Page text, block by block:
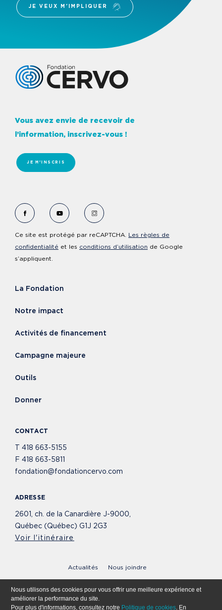
Nous utilisons des cookies pour vous offrir une meilleure expérience et
améliorer la performance du site.
Pour plus d'informations, consultez notre Politique de cookies. En
JE VEUX M'IMPLIQUER
Logo Fondation Cervo
Vous avez envie de recevoir de
l’information, inscrivez-vous !
JE M'INSCRIS
Voir le Facebook de Fondation Cervo
Voir le YouTube de Fondation Cervo
Voir le Instagram de Fondation
Ce site est protégé par reCAPTCHA. Les règles de
confidentialité et les conditions d’utilisation de Google
s’appliquent.
La Fondation
Notre impact
Activités de financement
Campagne majeure
Outils
Donner
CONTACT
418 663-5155
F 418 663-5811
fondation@fondationcervo.com
ADRESSE
2601, ch. de la Canardière J-9000,
Québec (Québec) G1J 2G3
Voir l'itinéraire
Actualités Nous joindre
© 2020 - 2026 Fondation Cervo. Tous droits réservés.
Politique de cookies